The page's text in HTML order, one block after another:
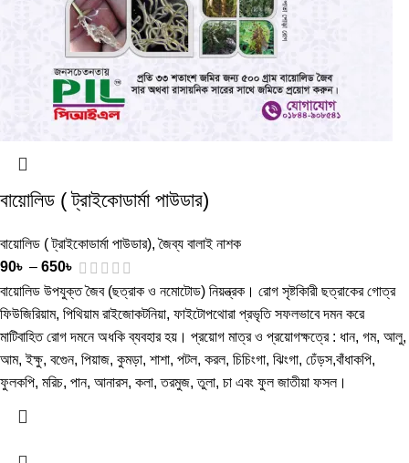
বায়োলিড ( ট্রাইকোডার্মা পাউডার)
বায়োলিড ( ট্রাইকোডার্মা পাউডার),জৈব্য বালাই নাশক
90৳ – 650৳
বায়োলিড উপযুক্ত জৈব (ছত্রাক ও নমোটোড) নিয়ন্ত্রক। রোগ সৃষ্টকিারী ছত্রাকের গোত্র
ফিউজিরিয়াম, পিথিয়াম রাইজোকটনিয়া, ফাইটোপথোরা প্রভৃতি সফলভাবে দমন করে
মাটিবাহিত রোগ দমনে অধকি ব্যবহার হয়। প্রয়োগ মাত্র ও প্রয়োগক্ষত্রে : ধান, গম, আলু,
আম, ইক্ষু, বগেুন, পিয়াজ, কুমড়া, শাশা, পটল, করল, চিচিংগা, ঝিংগা, ঢেঁড়স,বাঁধাকপি,
ফুলকপি, মরিচ, পান, আনারস, কলা, তরমুজ, তুলা, চা এবং ফুল জাতীয়া ফসল।